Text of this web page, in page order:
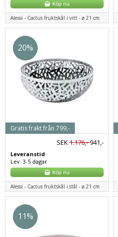
Alessi - Cactus fruktskål i vitt - ø 21 cm
20%
SEK1.176,-941,-
Leveranstid
Lev. 3-5 dagar
Gratis frakt från 799,-
Alessi - Cactus fruktskål i stål - ø 21 cm
11%